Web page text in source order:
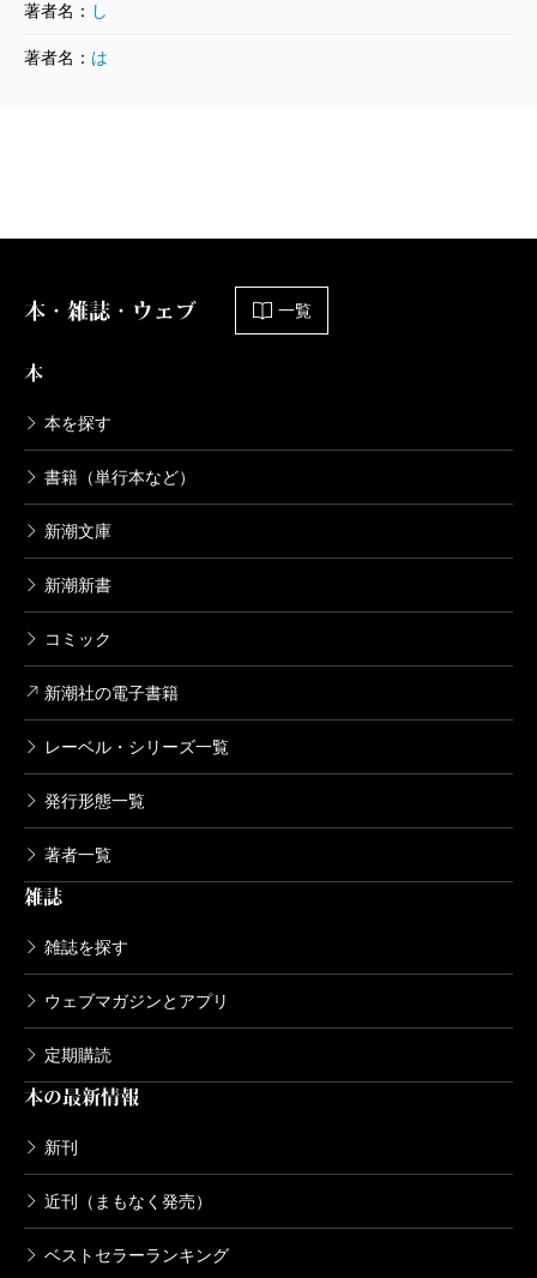
努力を繙いてみれば、江戸時代の国学研究者である賀
ーな私たちにとって、漢字で書かれた日本語、しかも
和歌、とまぁ解読困難な『萬葉集』がちょっと遠いも
のであっても、仕方ないんじゃないか!? と、私は思う
（どうでもいい話だけど、大学院でがっつり『萬葉
集』の研究をしていた時、研究に行き詰まるとよく
「まーでも平安時代の人でも難しいって思ってたんや
し！ 私にとって難しくてもしゃーないわ！」と自分
を励ましていた）。
メージだった『萬葉集』が、私たちにとって少し身近
ど嬉しい。しかもなんと新元号は、巻五の「梅花歌三
十二首」題詞が出典っていうじゃないかー！ 新元号
発表の日、ネットでは「出典は『萬葉集』って言って
たのに、じつは漢文!?」と騒ぎになっていた。ああ、こ
しい。
そんな新元号発表からよく知られるようになったこ
すごく中国の文学の影響を強く受けている。というか
影響、なんてふんわりしたレベルではなく、「元ネ
タ」として『萬葉集』の歌人たちは漢詩を用いる。
たとえば、今回話題となった元号出典の「梅花歌三
十二首」において重要歌人である大伴旅人。彼がつく
ったとされる有名な歌群に「松浦河に遊びて贈り答ふ
る歌八首また序」というものがある。「梅花歌三十二
著者名： し
著者名： は
本・雑誌・ウェブ 一覧
本
本を探す
書籍（単行本など）
新潮文庫
新潮新書
コミック
新潮社の電子書籍
レーベル・シリーズ一覧
発行形態一覧
著者一覧
雑誌
雑誌を探す
ウェブマガジンとアプリ
定期購読
本の最新情報
新刊
近刊（まもなく発売）
ベストセラーランキング